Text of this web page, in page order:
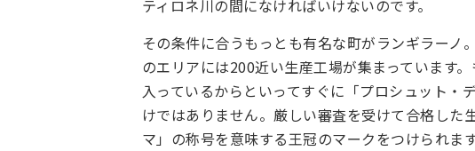
ティロネ川の間になければいけないのです。
その条件に合うもっとも有名な町がランギラーノ
のエリアには200近い生産工場が集まっています
入っているからといってすぐに「プロシュット・
けではありません。厳しい審査を受けて合格した
マ」の称号を意味する王冠のマークをつけられます